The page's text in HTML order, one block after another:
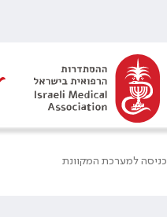
כניסה למערכת המקוונת